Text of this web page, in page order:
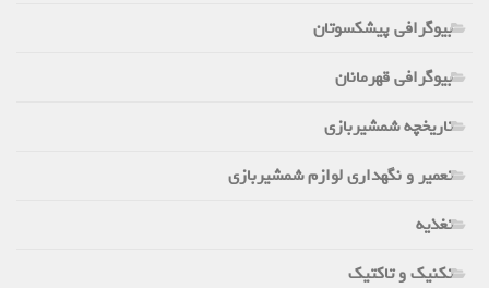
بیوگرافی پیشکسوتان
بیوگرافی قهرمانان
تاریخچه شمشیربازی
تعمیر و نگهداری لوازم شمشیربازی
تغذیه
تکنیک و تاکتیک